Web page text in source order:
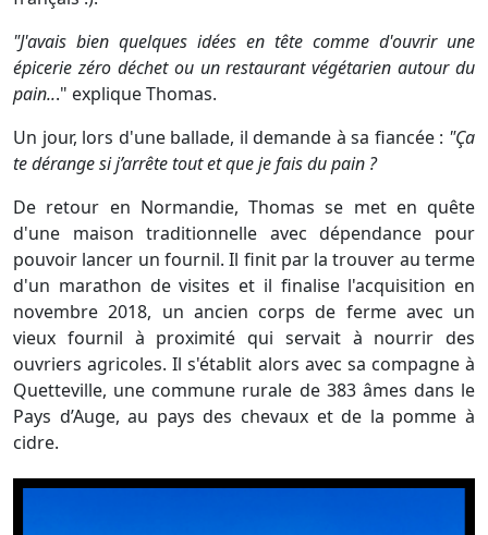
"J'avais bien quelques idées en tête comme d'ouvrir une
épicerie zéro déchet ou un restaurant végétarien autour du
pain..." explique Thomas.
Un jour, lors d'une ballade, il demande à sa fiancée : "Ça
te dérange si j’arrête tout et que je fais du pain ?
De retour en Normandie, Thomas se met en quête
d'une maison traditionnelle avec dépendance pour
pouvoir lancer un fournil. Il finit par la trouver au terme
d'un marathon de visites et il finalise l'acquisition en
novembre 2018, un ancien corps de ferme avec un
vieux fournil à proximité qui servait à nourrir des
ouvriers agricoles. Il s'établit alors avec sa compagne à
Quetteville, une commune rurale de 383 âmes dans le
Pays d’Auge, au pays des chevaux et de la pomme à
cidre.